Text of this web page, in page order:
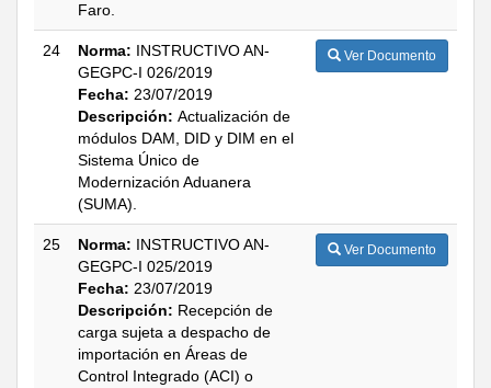
Faro.
24 Norma: INSTRUCTIVO AN-
GEGPC-I 026/2019
Fecha: 23/07/2019
Descripción: Actualización de
módulos DAM, DID y DIM en el
Sistema Único de
Modernización Aduanera
(SUMA).
Ver Documento
25 Norma: INSTRUCTIVO AN-
GEGPC-I 025/2019
Fecha: 23/07/2019
Descripción: Recepción de
carga sujeta a despacho de
importación en Áreas de
Control Integrado (ACI) o
Ver Documento